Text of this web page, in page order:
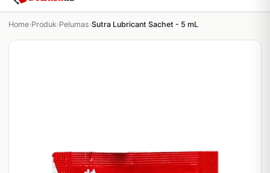
Home›Produk›Pelumas›Sutra Lubricant Sachet - 5 mL